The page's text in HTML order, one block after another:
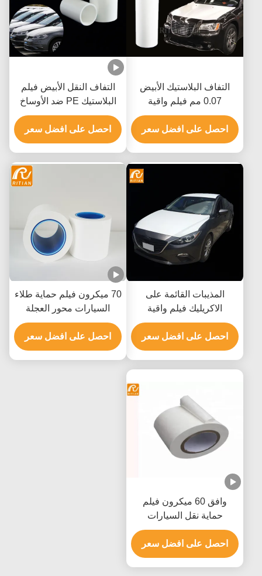
التفاف البلاستيك الأبيض
0.07 مم فيلم واقية
السيارات لنقل السيارات
احصل على افضل سعر
التفاف النقل الأبيض فيلم
البلاستيك PE ضد الأوساخ
والأضرار أثناء التخزين
احصل على افضل سعر
المذيبات القائمة على
الاكريليك فيلم واقية
السيارات المضادة للأشعة
فوق البنفسجية ROHS
SGS شهادة
احصل على افضل سعر
70 ميكرون فيلم حماية طلاء
السيارات محور العجلة
الألومنيوم لوحة فيلم واقية
احصل على افضل سعر
وافق 60 ميكرون فيلم
حماية نقل السيارات
المذيبات الاكريليك بنفايات
احصل على افضل سعر